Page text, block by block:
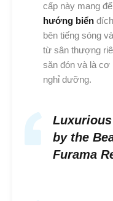
cấp này mang
hướng biển
bên tiếng sóng
từ sân thượng
săn đón và là cơ
nghỉ dưỡng.
by the
Furama